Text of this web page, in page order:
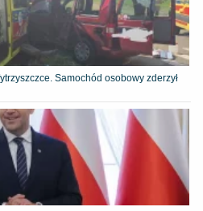
Samochód osobowy zderzył